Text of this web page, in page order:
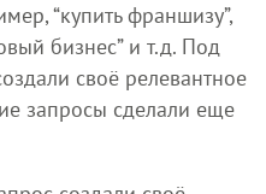
“купить франшизу”,
бизнес” и т.д. Под
своё релевантное
запросы сделали еще